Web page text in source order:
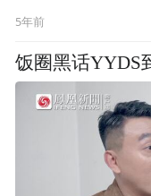
5年前
饭圈黑话YYDS